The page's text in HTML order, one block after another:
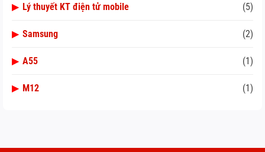
▶ Lý thuyết KT điện tử mobile (5)
▶ Samsung (2)
▶ A55 (1)
▶ M12 (1)